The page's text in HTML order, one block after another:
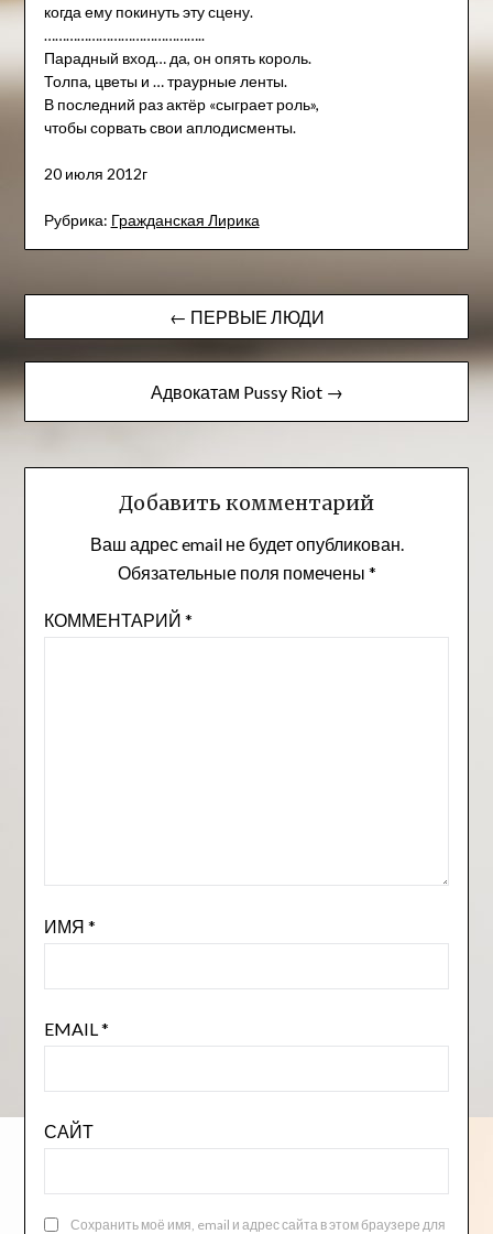
когда ему покинуть эту сцену.
……………………………………..
Парадный вход… да, он опять король.
Толпа, цветы и … траурные ленты.
В последний раз актёр «сыграет роль»,
чтобы сорвать свои аплодисменты.
20 июля 2012г
Рубрика: Гражданская Лирика
Навигация
по
записям
← ПЕРВЫЕ ЛЮДИ
Адвокатам Pussy Riot →
Добавить комментарий
Ваш адрес email не будет опубликован.
Обязательные поля помечены *
КОММЕНТАРИЙ *
ИМЯ *
EMAIL *
САЙТ
Сохранить моё имя, email и адрес сайта в этом браузере для